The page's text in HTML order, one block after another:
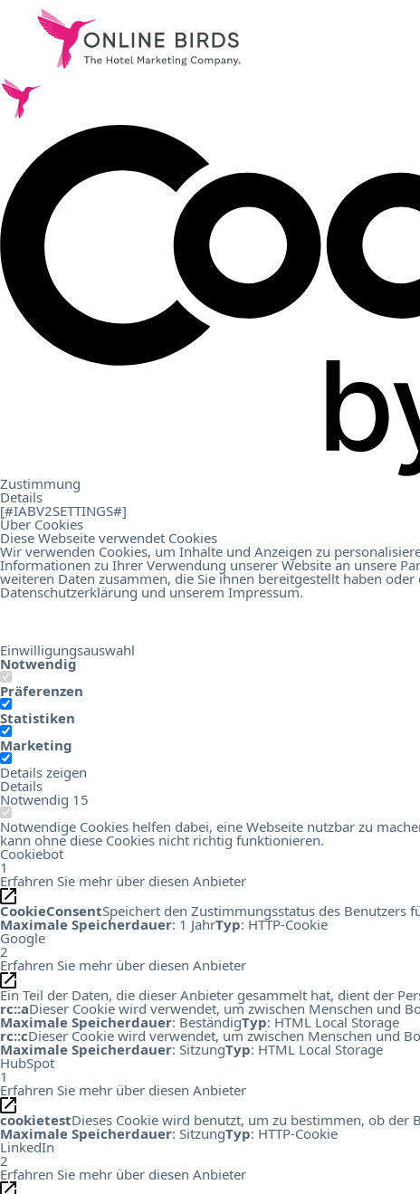
Zustimmung
Details
[#IABV2SETTINGS#]
Über Cookies
Diese Webseite verwendet Cookies
Wir verwenden Cookies, um Inhalte und Anzeigen zu
Informationen zu Ihrer Verwendung unserer Website an unsere
weiteren Daten zusammen, die Sie ihnen bereitgestellt haben
Datenschutzerklärung und unserem Impressum.
Einwilligungsauswahl
Notwendig
Präferenzen
Statistiken
Marketing
Details zeigen
Details
Notwendig 15
Notwendige Cookies helfen dabei, eine Webseite nutzbar zu
kann ohne diese Cookies nicht richtig funktionieren.
Cookiebot
1
Erfahren Sie mehr über diesen Anbieter
CookieConsentSpeichert den Zustimmungsstatus des Benutzers
Maximale Speicherdauer: 1 JahrTyp: HTTP-Cookie
Google
2
Erfahren Sie mehr über diesen Anbieter
Ein Teil der Daten, die dieser Anbieter gesammelt hat, dient der
rc::aDieser Cookie wird verwendet, um zwischen Menschen und
Maximale Speicherdauer: BeständigTyp: HTML Local Storage
rc::cDieser Cookie wird verwendet, um zwischen Menschen und
Maximale Speicherdauer: SitzungTyp: HTML Local Storage
HubSpot
1
Erfahren Sie mehr über diesen Anbieter
cookietestDieses Cookie wird benutzt, um zu bestimmen, ob der
Maximale Speicherdauer: SitzungTyp: HTTP-Cookie
LinkedIn
2
Erfahren Sie mehr über diesen Anbieter
Leistungen
Referenzen .
Über uns.
Karriere
Kontakt
Online Birds EducationHotel Digital Score